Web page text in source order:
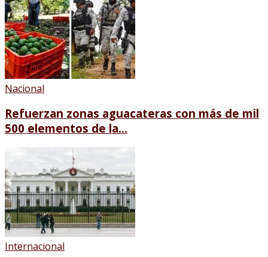
Nacional
Refuerzan zonas aguacateras con más de mil
500 elementos de la...
Internacional